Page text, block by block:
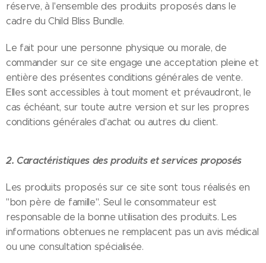
réserve, à l'ensemble des produits proposés dans le
cadre du Child Bliss Bundle.
Le fait pour une personne physique ou morale, de
commander sur ce site engage une acceptation pleine et
entière des présentes conditions générales de vente.
Elles sont accessibles à tout moment et prévaudront, le
cas échéant, sur toute autre version et sur les propres
conditions générales d'achat ou autres du client.
2. Caractéristiques des produits et services proposés
Les produits proposés sur ce site sont tous réalisés en
"bon père de famille". Seul le consommateur est
responsable de la bonne utilisation des produits. Les
informations obtenues ne remplacent pas un avis médical
ou une consultation spécialisée.